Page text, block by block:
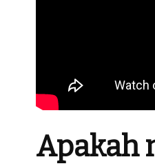
Apakah